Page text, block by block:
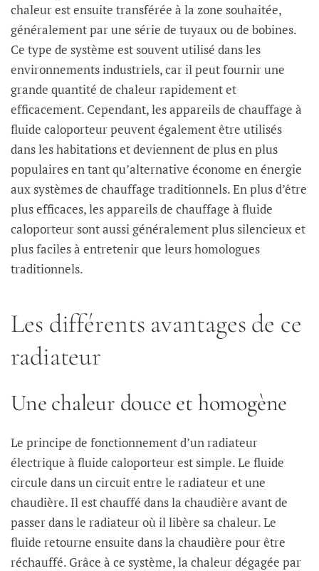
chaleur est ensuite transférée à la zone souhaitée,
généralement par une série de tuyaux ou de bobines.
Ce type de système est souvent utilisé dans les
environnements industriels, car il peut fournir une
grande quantité de chaleur rapidement et
efficacement. Cependant, les appareils de chauffage à
fluide caloporteur peuvent également être utilisés
dans les habitations et deviennent de plus en plus
populaires en tant qu’alternative économe en énergie
aux systèmes de chauffage traditionnels. En plus d’être
plus efficaces, les appareils de chauffage à fluide
caloporteur sont aussi généralement plus silencieux et
plus faciles à entretenir que leurs homologues
traditionnels.
Les différents avantages de ce
radiateur
Une chaleur douce et homogène
Le principe de fonctionnement d’un radiateur
électrique à fluide caloporteur est simple. Le fluide
circule dans un circuit entre le radiateur et une
chaudière. Il est chauffé dans la chaudière avant de
passer dans le radiateur où il libère sa chaleur. Le
fluide retourne ensuite dans la chaudière pour être
réchauffé. Grâce à ce système, la chaleur dégagée par